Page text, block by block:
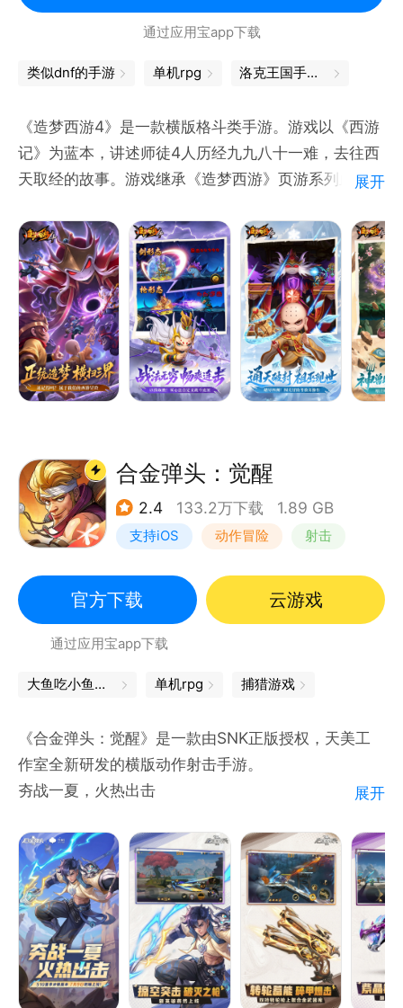
通过应用宝app下载
类似dnf的手游 单机rpg 洛克王国手游下载
《造梦西游4》是一款横版格斗类手游。游戏以《西游
记》为蓝本，讲述师徒4人历经九九八十一难，去往西
天取经的故事。游戏继承《造梦西游》页游系列血统，
版，手机版增加更多新颖的玩法。而与此同时，还在原
有的基础上又开放出更多的BOSS、法宝以及坐骑。大
神操作，疯狂连击，等你来战！
展开
合金弹头：觉醒
2.4 133.2万下载 1.89 GB
支持iOS 动作冒险 射击
官方下载 云游戏
通过应用宝app下载
大鱼吃小鱼下载 单机rpg 捕猎游戏
《合金弹头：觉醒》是一款由SNK正版授权，天美工
作室全新研发的横版动作射击手游。
夯战一夏，火热出击
①新英雄----燕然
他摒弃捷径，将千万次挥枪化作守护队友的坚盾与利
刃，誓用汗水铸就属于自己的传说。
②新武器----双持转轮枪
命中施加【碎甲】削弱防御，触发异常即刻倾泻弹药，
引爆累计伤害，兼顾破防与爆发收割。
展开